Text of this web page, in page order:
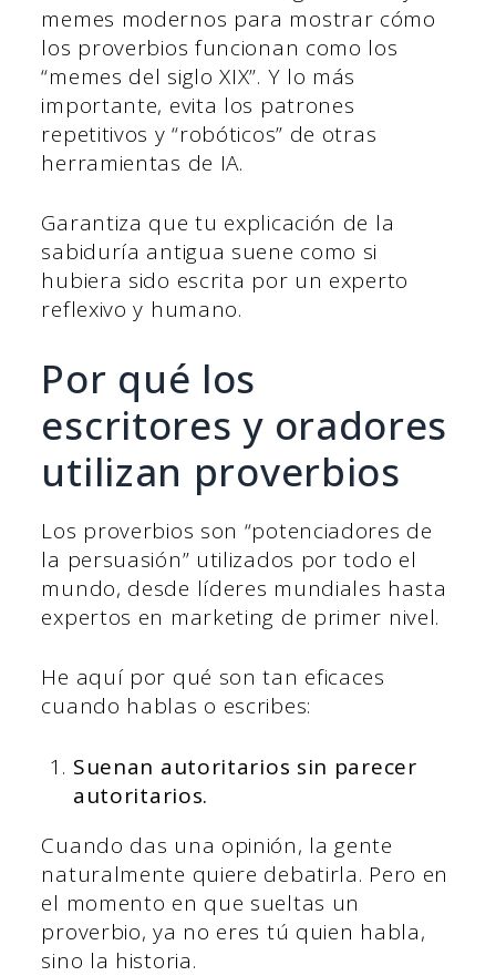
memes modernos para mostrar cómo
los proverbios funcionan como los
“memes del siglo XIX”. Y lo más
importante, evita los patrones
repetitivos y “robóticos” de otras
herramientas de IA.
Garantiza que tu explicación de la
sabiduría antigua suene como si
hubiera sido escrita por un experto
reflexivo y humano.
Por qué los
escritores y oradores
utilizan proverbios
Los proverbios son “potenciadores de
la persuasión” utilizados por todo el
mundo, desde líderes mundiales hasta
expertos en marketing de primer nivel.
He aquí por qué son tan eficaces
cuando hablas o escribes:
Suenan autoritarios sin parecer
autoritarios.
Cuando das una opinión, la gente
naturalmente quiere debatirla. Pero en
el momento en que sueltas un
proverbio, ya no eres tú quien habla,
sino la historia.